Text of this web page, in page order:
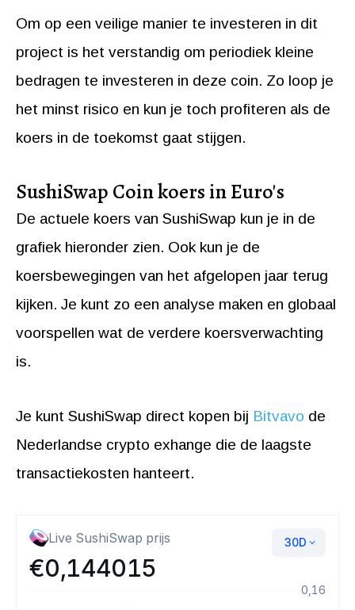
Om op een veilige manier te investeren in dit
project is het verstandig om periodiek kleine
bedragen te investeren in deze coin. Zo loop je
het minst risico en kun je toch profiteren als de
koers in de toekomst gaat stijgen.
SushiSwap Coin koers in Euro's
De actuele koers van SushiSwap kun je in de
grafiek hieronder zien. Ook kun je de
koersbewegingen van het afgelopen jaar terug
kijken. Je kunt zo een analyse maken en globaal
voorspellen wat de verdere koersverwachting
is.
Je kunt SushiSwap direct kopen bij Bitvavo de
Nederlandse crypto exhange die de laagste
transactiekosten hanteert.